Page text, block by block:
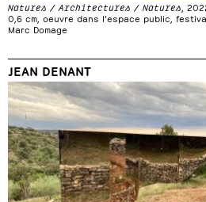
Natures / Architectures / Natures,
0,6 cm, oeuvre dans l’espace public,
Marc Domage
JEAN DENANT